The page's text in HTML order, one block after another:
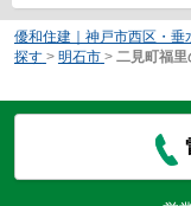
優和住建｜神戸市西区・垂
探す > 明石市 > 二見町福